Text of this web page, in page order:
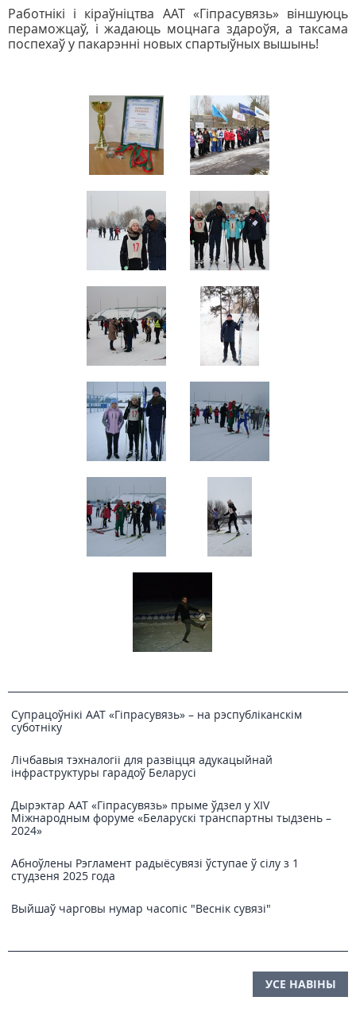
Работнікі і кіраўніцтва ААТ «Гіпрасувязь» віншуюць
пераможцаў, і жадаюць моцнага здароўя, а таксама
поспехаў у пакарэнні новых спартыўных вышынь!
Супрацоўнікі ААТ «Гіпрасувязь» – на рэспубліканскім
суботніку
Лічбавыя тэхналогіі для развіцця адукацыйнай
інфраструктуры гарадоў Беларусі
Дырэктар ААТ «Гіпрасувязь» прыме ўдзел у XIV
Міжнародным форуме «Беларускі транспартны тыдзень –
2024»
Абноўлены Рэгламент радыёсувязі ўступае ў сілу з 1
студзеня 2025 года
Выйшаў чарговы нумар часопіс "Веснiк сувязi"
УСЕ НАВІНЫ